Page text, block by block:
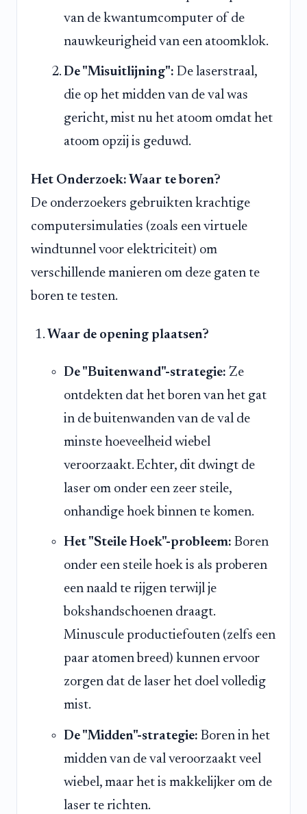
van de kwantumcomputer of de
nauwkeurigheid van een atoomklok.
De "Misuitlijning": De laserstraal,
die op het midden van de val was
gericht, mist nu het atoom omdat het
atoom opzij is geduwd.
Het Onderzoek: Waar te boren?
De onderzoekers gebruikten krachtige
computersimulaties (zoals een virtuele
windtunnel voor elektriciteit) om
verschillende manieren om deze gaten te
boren te testen.
Waar de opening plaatsen?
De "Buitenwand"-strategie: Ze
ontdekten dat het boren van het gat
in de buitenwanden van de val de
minste hoeveelheid wiebel
veroorzaakt. Echter, dit dwingt de
laser om onder een zeer steile,
onhandige hoek binnen te komen.
Het "Steile Hoek"-probleem: Boren
onder een steile hoek is als proberen
een naald te rijgen terwijl je
bokshandschoenen draagt.
Minuscule productiefouten (zelfs een
paar atomen breed) kunnen ervoor
zorgen dat de laser het doel volledig
mist.
De "Midden"-strategie: Boren in het
midden van de val veroorzaakt veel
wiebel, maar het is makkelijker om de
laser te richten.